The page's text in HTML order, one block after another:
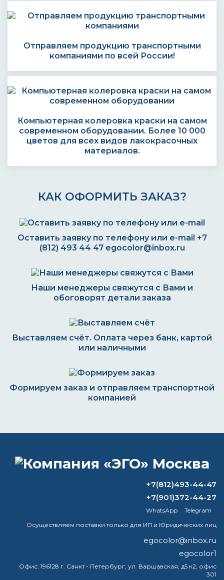
Отправляем продукцию транспортными
компаниями по всей России!
Компьютерная колеровка краски на самом
современном оборудовании. Более 10 000
цветов для всех видов лакокрасочных
материалов.
КАК ОФОРМИТЬ ЗАКАЗ?
Оставить заявку по телефону или e-mail +7
(812) 493 44 47 egocolor@inbox.ru
Наши менеджеры свяжутся с Вами и
обоговорят детали заказа
Выставляем счёт. Оплата через банк, картой
или наличными
Формируем заказ и отправляем транспортной
компанией
Какая краска нужна для металла по
Как аккуратно убрать ржавчину с
металла?
Как называется краска для покраски
+7(812)493-44-47
+7(901)372-44-27
WhatsApp
Telegram
Осуществляем поставки только для ИП и Юридических лиц
egocolor@inbox.ru
egocolor1
Офис: 196128 г. Санкт - Петербург, ул. Варшавская, д5 к2, офис
301